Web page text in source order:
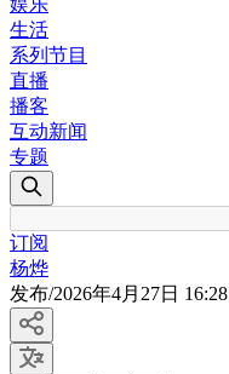
娱乐
生活
系列节目
直播
播客
互动新闻
专题
订阅
杨烨
发布/2026年4月27日 16:28